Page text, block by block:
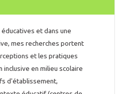
et dans une
mes recherches portent
et les pratiques
en milieu scolaire
d'établissement,